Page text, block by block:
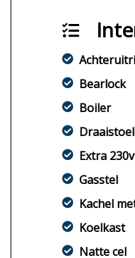
Bearlock
Boiler
Extra
Gasstel
Kachel
Koelkast
Natte cel